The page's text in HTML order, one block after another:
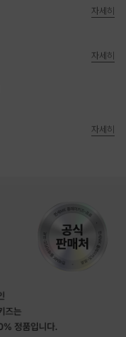
자세히
자세히
자세히